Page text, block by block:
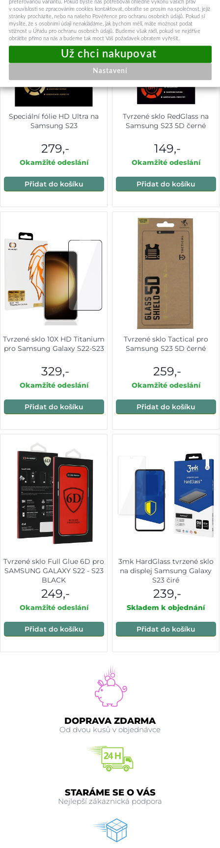
Speciální fólie HD Ultra na
Samsung S23
279,-
Okamžité odeslání
Přidat do košíku
Tvrzené sklo RedGlass na
Samsung S23 5D černé
149,-
Okamžité odeslání
Přidat do košíku
Tvrzené sklo 10X HD Titanium
pro Samsung Galaxy S22-S23
329,-
Okamžité odeslání
Přidat do košíku
Tvrzené sklo Tactical pro
Samsung S23 5D černé
259,-
Okamžité odeslání
Přidat do košíku
Tvrzené sklo Full Glue 6D pro
SAMSUNG GALAXY S22 - S23
BLACK
249,-
Okamžité odeslání
Přidat do košíku
3mk HardGlass tvrzené sklo
na displej Samsung Galaxy
S23 čiré
239,-
Skladem k objednání
Přidat do košíku
DOPRAVA ZDARMA
Od dvou kusů v objednávce
STARÁME SE O VÁS
Nejlepší zákaznická podpora
preferovanou variantu. Pokud byste nás potřebovali ohledně výkonu vašich práv
v souvislosti se zpracováním cookies kontaktovat, obraťte se prosím na společnost, jejíž
stránky procházíte, nebo na našeho Pověřence pro ochranu osobních údajů. Pokud si
myslíte, že s osobními údaji nenakládáme, jak bychom měli, máte možnost podat
stížnost u Úřadu pro ochranu osobních údajů. Budeme však rádi, pokud se nejdříve
obrátíte přímo na nás a budeme tak moct Váš požadavek obratem vyřešit.
Nastavení